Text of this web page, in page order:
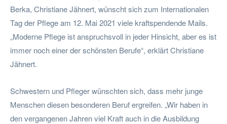
Berka, Christiane Jähnert, wünscht sich zum Internationalen
Tag der Pflege am 12. Mai 2021 viele kraftspendende Mails.
„Moderne Pflege ist anspruchsvoll in jeder Hinsicht, aber es ist
immer noch einer der schönsten Berufe“, erklärt Christiane
Jähnert.
Schwestern und Pfleger wünschten sich, dass mehr junge
Menschen diesen besonderen Beruf ergreifen. „Wir haben in
den vergangenen Jahren viel Kraft auch in die Ausbildung